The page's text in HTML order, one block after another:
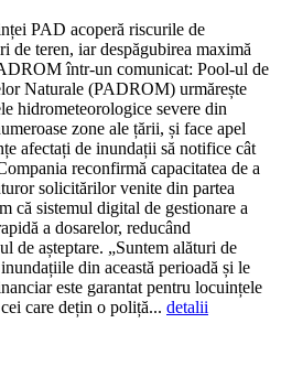
PAD acoperă riscurile de
de teren, iar despăgubirea maximă
într-un comunicat: Pool-ul de
Naturale (PADROM) urmărește
hidrometeorologice severe din
zone ale țării, și face apel
afectați de inundații să notifice cât
reconfirmă capacitatea de a
solicitărilor venite din partea
că sistemul digital de gestionare a
a dosarelor, reducând
de așteptare. „Suntem alături de
din această perioadă și le
este garantat pentru locuințele
care dețin o poliță... detalii